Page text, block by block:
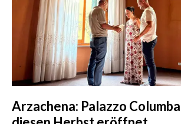
Arzachena: Palazzo